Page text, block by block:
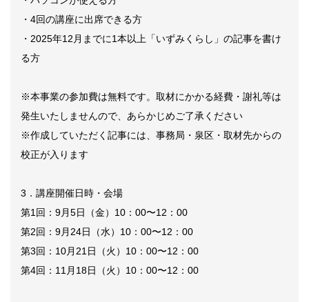
・4回の講座に出席できる方
・2025年12月までに1本以上「いずみくらし」の記事を書け
る方
※本事業の参加費は無料です。取材にかかる経費・謝礼等は
発生いたしませんので、あらかじめご了承ください
※作成していただく記事には、事務局・泉区・取材先からの
校正が入ります
3．講座開催日時・会場
第1回：9月5日（金）10：00〜12：00
第2回：9月24日（水）10：00〜12：00
第3回：10月21日（火）10：00〜12：00
第4回：11月18日（火）10：00〜12：00